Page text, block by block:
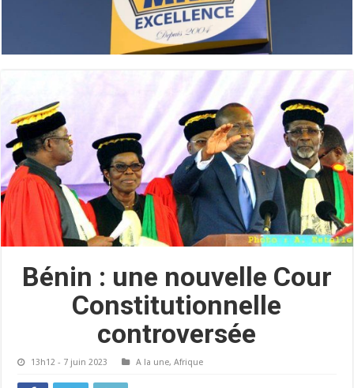
Bénin : une nouvelle Cour
Constitutionnelle
controversée
13h12 - 7 juin 2023 A la une,Afrique